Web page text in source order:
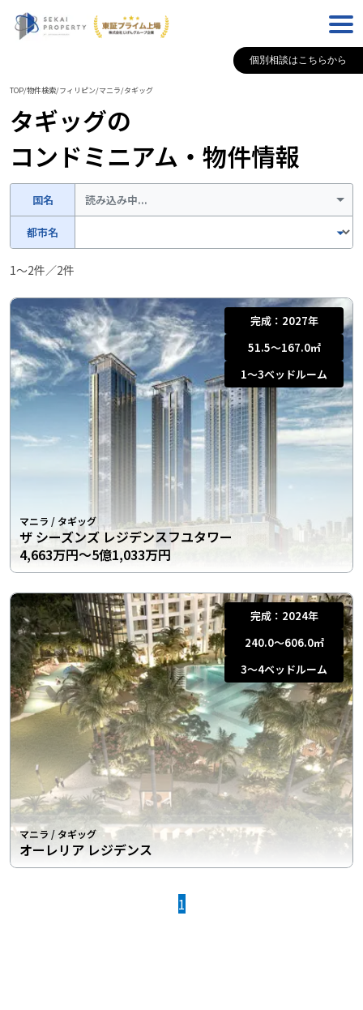
個別相談はこちらから
TOP/物件検索/フィリピン/マニラ/タギッグ
タギッグの
コンドミニアム・物件情報
国名 読み込み中...
都市名
1〜2件／2件
完成： 2027年
51.5〜167.0㎡
1〜3ベッドルーム
マニラ / タギッグ
ザ シーズンズ レジデンスフユタワー
4,663万円〜5億1,033万円
完成： 2024年
240.0〜606.0㎡
3〜4ベッドルーム
マニラ / タギッグ
オーレリア レジデンス
1